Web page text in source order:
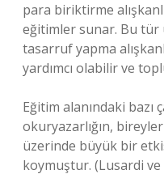
para biriktirme
eğitimler sunar. Bu tür
tasarruf yapma
yardımcı olabilir ve
Eğitim alanındaki bazı
okuryazarlığın,
üzerinde büyük bir
koymuştur. (Lusardi